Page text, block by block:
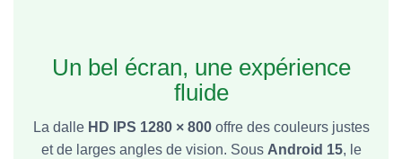
Un bel écran, une expérience
fluide
La dalle HD IPS 1280 × 800offre des couleurs justes
et de larges angles de vision. Sous Android 15, le